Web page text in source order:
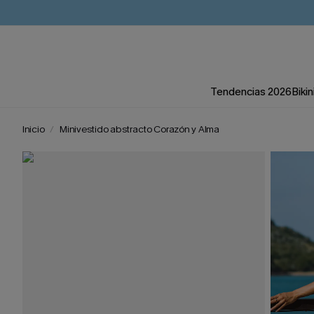
Tendencias 2026
Inicio Minivestido abstracto Corazón y Alma